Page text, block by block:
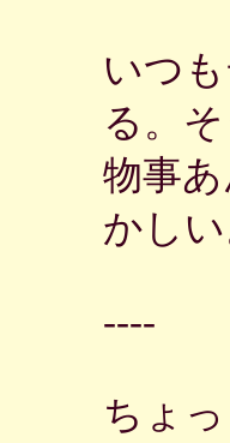
いつ
る。
物事
かしい
----
ちょ